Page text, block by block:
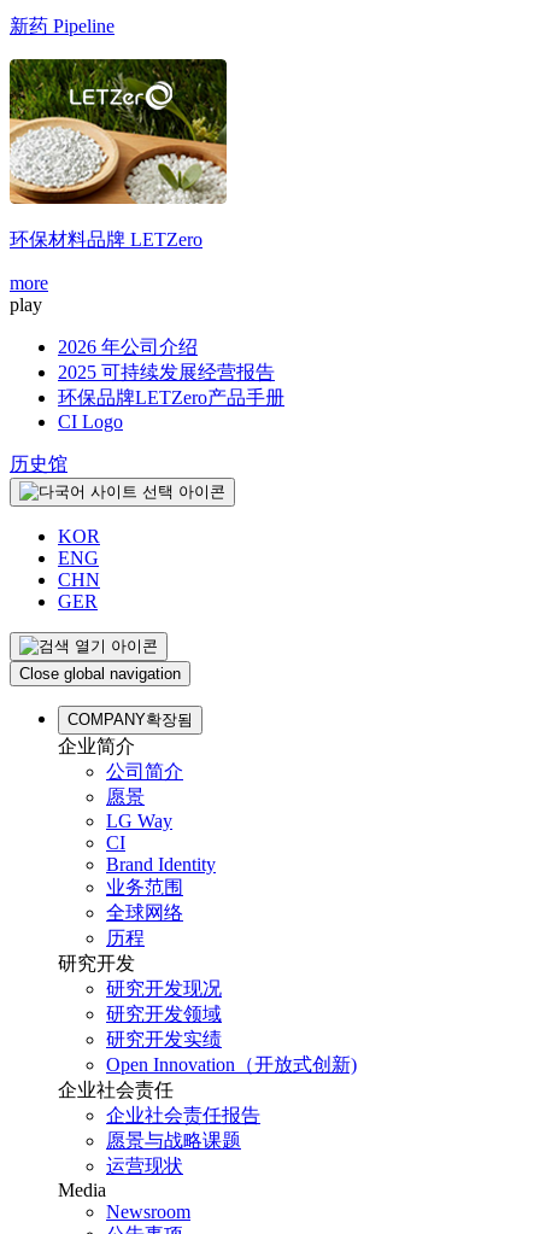
新药 Pipeline
环保材料品牌 LETZero
more
play
2026 年公司介绍
2025 可持续发展经营报告
环保品牌LETZero产品手册
CI Logo
历史馆
KOR
ENG
CHN
GER
Close global navigation
COMPANY확장됨
企业简介
公司简介
愿景
LG Way
CI
Brand Identity
业务范围
全球网络
历程
研究开发
研究开发现况
研究开发领域
研究开发实绩
Open Innovation（开放式创新)
企业社会责任
企业社会责任报告
愿景与战略课题
运营现状
Media
Newsroom